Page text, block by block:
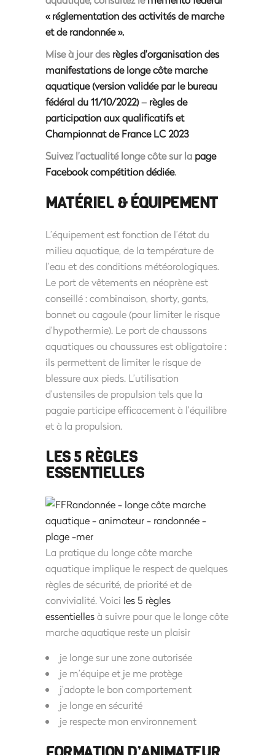
« réglementation des activités de marche
et de randonnée ».
Mise à jour des règles d’organisation des
manifestations de longe côte marche
aquatique (version validée par le bureau
fédéral du 11/10/2022)– règles de
participation aux qualificatifs et
Championnat de France LC 2023
Suivez l’actualité longe côte sur la page
Facebook compétition dédiée.
MATÉRIEL & ÉQUIPEMENT
L’équipement est fonction de l’état du
milieu aquatique, de la température de
l’eau et des conditions météorologiques.
Le port de vêtements en néoprène est
conseillé : combinaison, shorty, gants,
bonnet ou cagoule (pour limiter le risque
d’hypothermie). Le port de chaussons
aquatiques ou chaussures est obligatoire :
ils permettent de limiter le risque de
blessure aux pieds. L’utilisation
d’ustensiles de propulsion tels que la
pagaie participe efficacement à l’équilibre
et à la propulsion.
LES 5 RÈGLES
ESSENTIELLES
La pratique du longe côte marche
aquatique implique le respect de quelques
règles de sécurité, de priorité et de
convivialité. Voici les 5 règles
essentiellesà suivre pour que le longe côte
marche aquatique reste un plaisir
je longe sur une zone autorisée
je m’équipe et je me protège
j’adopte le bon comportement
je longe en sécurité
je respecte mon environnement